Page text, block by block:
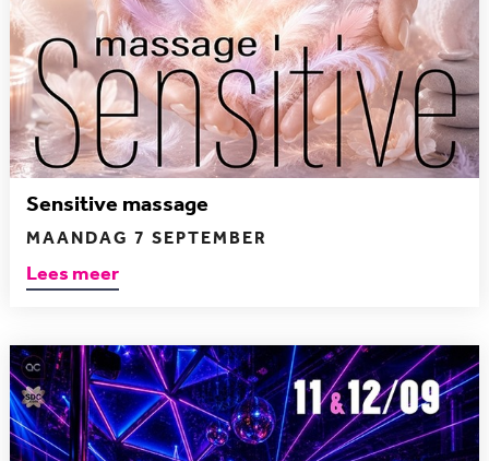
Sensitive massage
MAANDAG 7 SEPTEMBER
Lees meer